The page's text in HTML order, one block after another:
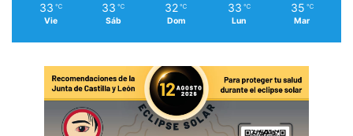
33 ℃
Vie
33 ℃
Sáb
32 ℃
Dom
33 ℃
Lun
35 ℃
Mar